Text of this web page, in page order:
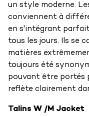
un style moderne.
conviennent à
en s'intégrant
tous les jours. Ils se
matières
toujours été
pouvant être portés
reflète clairement
Talins W /M Jacket